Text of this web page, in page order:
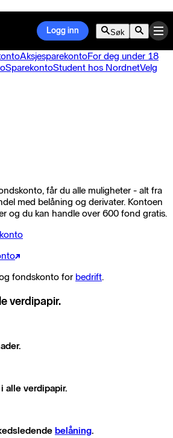
Logg inn Søk
AksjesparekontoFor deg under 18
SparekontoStudent hos NordnetVelg
får du alle muligheter - alt fra
med belåning og derivater. Kontoen
og du kan handle over 600 fond gratis.
fondskonto for bedrift.
verdipapir.
alle verdipapir.
belåning.